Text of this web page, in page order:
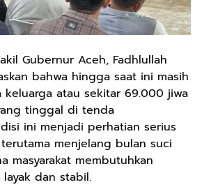
Gubernur Aceh, Fadhlullah
bahwa hingga saat ini masih
keluarga atau sekitar 69.000 jiwa
tinggal di tenda
ini menjadi perhatian serius
menjelang bulan suci
masyarakat membutuhkan
dan stabil.